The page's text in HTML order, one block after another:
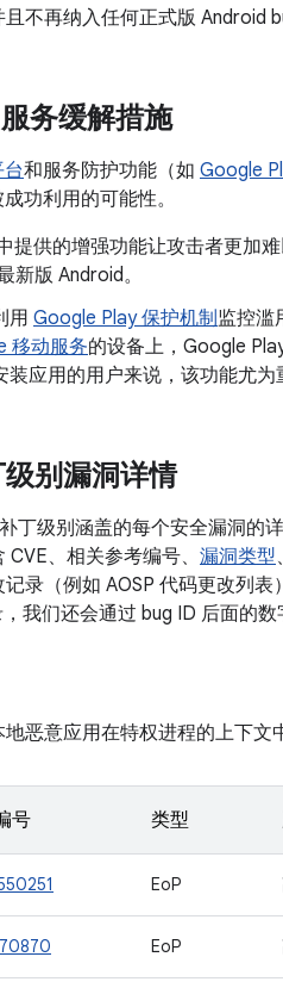
不再纳入任何正式版 Android
务缓解措施
和服务防护功能（如 Google
功利用的可能性。
提供的增强功能让攻击者更加
新版 Android。
用 Google Play 保护机制监控滥
移动服务的设备上，Google
应用的用户来说，该功能尤为
别漏洞详情
丁级别涵盖的每个安全漏洞的
、相关参考编号、 漏洞类型、
录（例如 AOSP 代码更改列
我们还会通过 bug ID 后面的数
恶意应用在特权进程的上下文
号 类型
EoP
EoP